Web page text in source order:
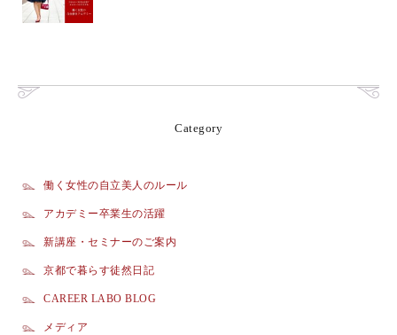
Category
働く女性の自立美人のルール
アカデミー卒業生の活躍
新講座・セミナーのご案内
京都で暮らす徒然日記
CAREER LABO BLOG
メディア